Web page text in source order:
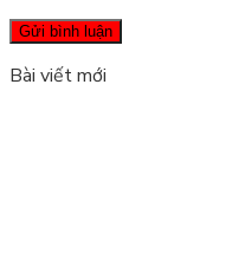
Bài viết mới